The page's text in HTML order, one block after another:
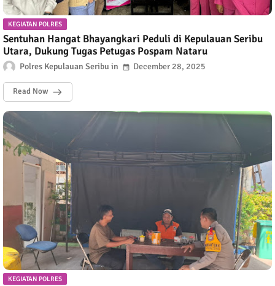
KEGIATAN POLRES
Sentuhan Hangat Bhayangkari Peduli di Kepulauan Seribu
Utara, Dukung Tugas Petugas Pospam Nataru
Polres Kepulauan Seribu December 28, 2025
Read Now
KEGIATAN POLRES